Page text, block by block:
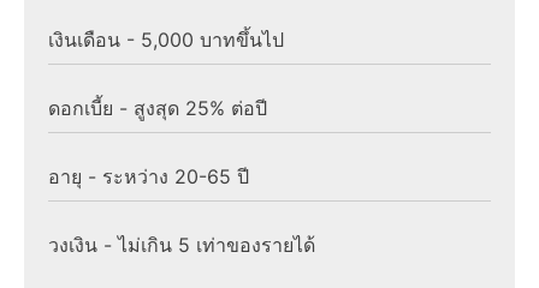
เงินเดือน - 5,000 บาทขึ้นไป
ดอกเบี้ย - สูงสุด 25% ต่อปี
อายุ - ระหว่าง 20-65 ปี
วงเงิน - ไม่เกิน 5 เท่าของรายได้